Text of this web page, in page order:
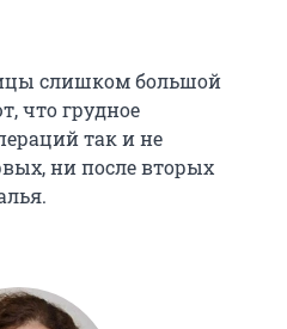
слишком большой
что грудное
так и не
ни после вторых